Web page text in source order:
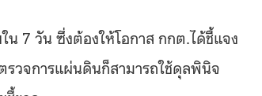
7 วัน ซึ่งต้องให้โอกาส กกต.ได้ชี้แจง
รวจการแผ่นดินก็สามารถใช้ดุลพินิจ